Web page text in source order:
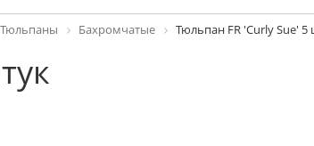
Тюльпаны Бахромчатые Тюльпан FR 'Curly Sue' 5